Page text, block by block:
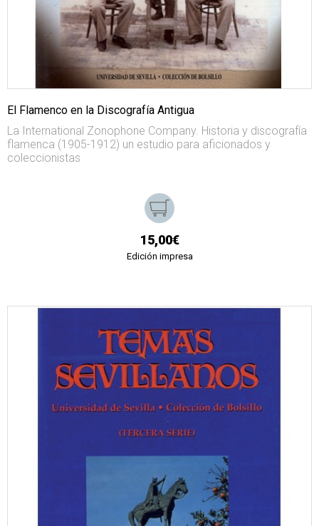
El Flamenco en la Discografía Antigua
La International Zonophone Company. Historia y discografía
flamenca (1905-1912) un estudio para aficionados y
coleccionistas
15,00€
Edición impresa